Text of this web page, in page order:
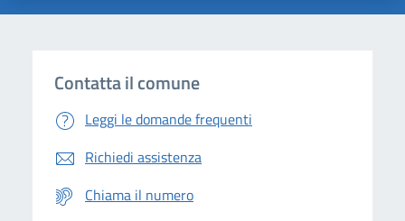
Contatta il comune
Leggi le domande frequenti
Richiedi assistenza
Chiama il numero